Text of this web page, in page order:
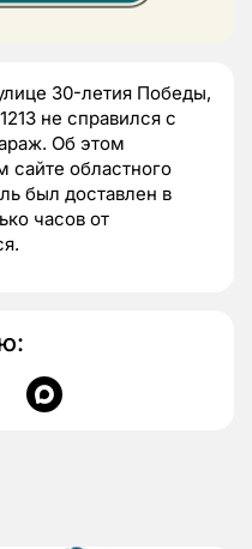
30-летия Победы,
не справился с
Об этом
сайте областного
был доставлен в
часов от